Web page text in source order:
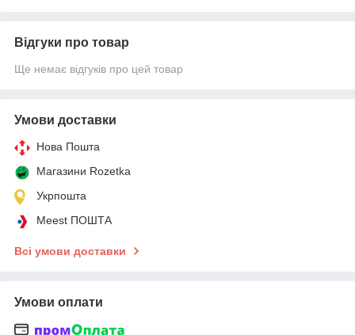
Відгуки про товар
Ще немає відгуків про цей товар
Умови доставки
Нова Пошта
Магазини Rozetka
Укрпошта
Meest ПОШТА
Всі умови доставки
Умови оплати